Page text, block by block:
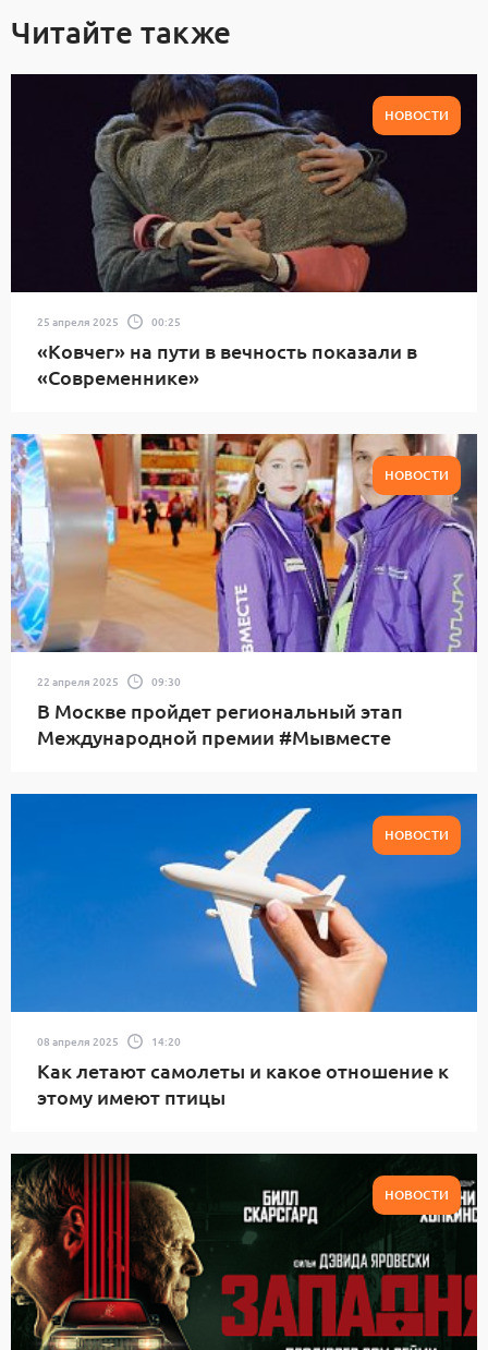
Читайте также
НОВОСТИ
25 апреля 2025 00:25
«Ковчег» на пути в вечность показали в
«Современнике»
НОВОСТИ
22 апреля 2025 09:30
В Москве пройдет региональный этап
Международной премии #Мывместе
НОВОСТИ
08 апреля 2025 14:20
Как летают самолеты и какое отношение к
этому имеют птицы
НОВОСТИ